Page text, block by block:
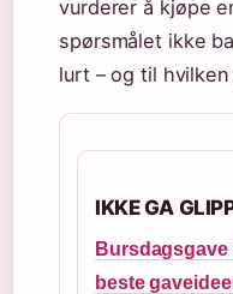
vurderer å kjøpe
spørsmålet ikke
lurt – og til
IKKE GA
Bursdagsgave
beste